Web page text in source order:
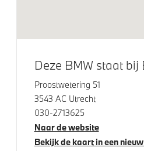
Adaptieve LED koplampen
Extra getint glas in
M Koplampen Shadow Line
22 inch lichtmetalen M
742 M) in Jet Black
Trekhaak elektrisch
Deze BMW staat bij
Proostwetering 51
3543 AC Utrecht
030-2713625
Naar de website
Bekijk de kaart in een